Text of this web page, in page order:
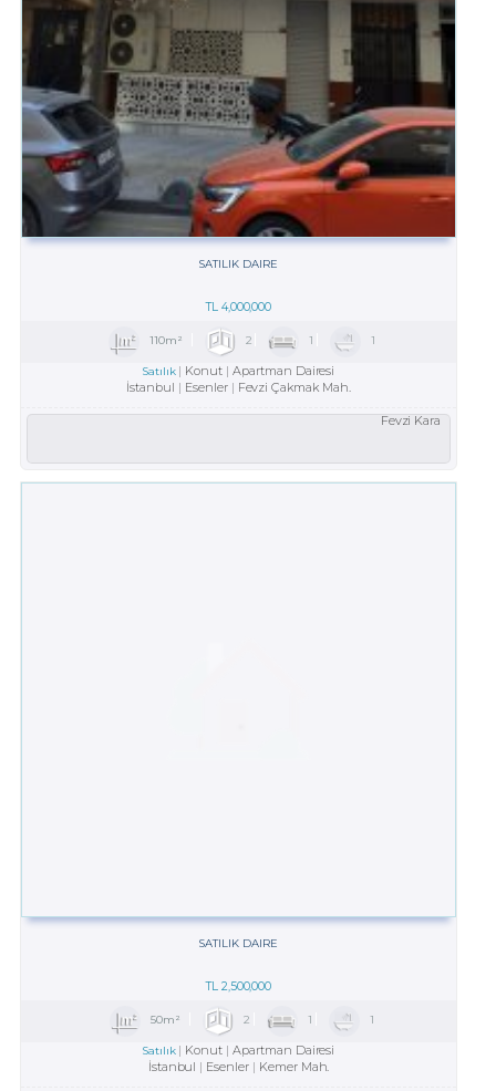
SATILIK DAIRE
TL4,000,000
110m² 2 1 1
Satılık Konut
Apartman Dairesi
İstanbul
Esenler Fevzi Çakmak Mah.
Fevzi Kara
SATILIK DAIRE
TL2,500,000
50m² 2 1 1
Satılık Konut
Apartman Dairesi
İstanbul
Esenler Kemer Mah.